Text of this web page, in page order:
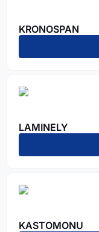
KRONOSPAN
LAMINELY
KASTOMONU